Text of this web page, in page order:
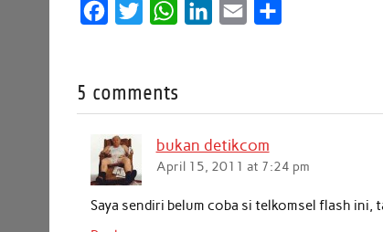
e
b
o
o
k
t
t
W
s
A
p
p
e
d
I
n
l
e
5 comments
bukan detikcom
April 15, 2011 at 7:24 pm
Saya sendiri belum coba si telkomsel flash ini,